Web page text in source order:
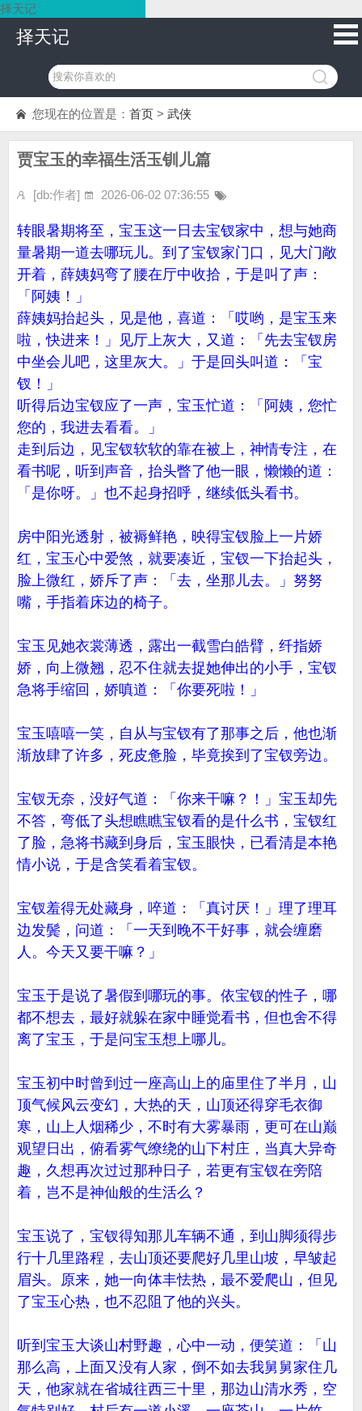
择天记
择天记
您现在的位置是： 首页 > 武侠
贾宝玉的幸福生活玉钏儿篇
[db:作者] 2026-06-02 07:36:55
转眼暑期将至，宝玉这一日去宝钗家中，想与她商
量暑期一道去哪玩儿。到了宝钗家门口，见大门敞
开着，薛姨妈弯了腰在厅中收拾，于是叫了声：
「阿姨！」
薛姨妈抬起头，见是他，喜道：「哎哟，是宝玉来
啦，快进来！」见厅上灰大，又道：「先去宝钗房
中坐会儿吧，这里灰大。」于是回头叫道：「宝
钗！」
听得后边宝钗应了一声，宝玉忙道：「阿姨，您忙
您的，我进去看看。」
走到后边，见宝钗软软的靠在被上，神情专注，在
看书呢，听到声音，抬头瞥了他一眼，懒懒的道：
「是你呀。」也不起身招呼，继续低头看书。
房中阳光透射，被褥鲜艳，映得宝钗脸上一片娇
红，宝玉心中爱煞，就要凑近，宝钗一下抬起头，
脸上微红，娇斥了声：「去，坐那儿去。」努努
嘴，手指着床边的椅子。
宝玉见她衣裳薄透，露出一截雪白皓臂，纤指娇
娇，向上微翘，忍不住就去捉她伸出的小手，宝钗
急将手缩回，娇嗔道：「你要死啦！」
宝玉嘻嘻一笑，自从与宝钗有了那事之后，他也渐
渐放肆了许多，死皮惫脸，毕竟挨到了宝钗旁边。
宝钗无奈，没好气道：「你来干嘛？！」宝玉却先
不答，弯低了头想瞧瞧宝钗看的是什么书，宝钗红
了脸，急将书藏到身后，宝玉眼快，已看清是本艳
情小说，于是含笑看着宝钗。
宝钗羞得无处藏身，啐道：「真讨厌！」理了理耳
边发鬓，问道：「一天到晚不干好事，就会缠磨
人。今天又要干嘛？」
宝玉于是说了暑假到哪玩的事。依宝钗的性子，哪
都不想去，最好就躲在家中睡觉看书，但也舍不得
离了宝玉，于是问宝玉想上哪儿。
宝玉初中时曾到过一座高山上的庙里住了半月，山
顶气候风云变幻，大热的天，山顶还得穿毛衣御
寒，山上人烟稀少，不时有大雾暴雨，更可在山巅
观望日出，俯看雾气缭绕的山下村庄，当真大异奇
趣，久想再次过过那种日子，若更有宝钗在旁陪
着，岂不是神仙般的生活么？
宝玉说了，宝钗得知那儿车辆不通，到山脚须得步
行十几里路程，去山顶还要爬好几里山坡，早皱起
眉头。原来，她一向体丰怯热，最不爱爬山，但见
了宝玉心热，也不忍阻了他的兴头。
听到宝玉大谈山村野趣，心中一动，便笑道：「山
那么高，上面又没有人家，倒不如去我舅舅家住几
天，他家就在省城往西三十里，那边山清水秀，空